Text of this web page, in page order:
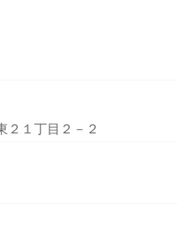
２１丁目２－２